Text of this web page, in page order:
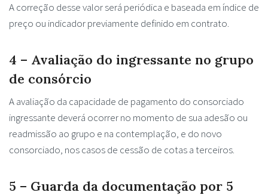
A correção desse valor será periódica e baseada em índice de
preço ou indicador previamente definido em contrato.
4 – Avaliação do ingressante no grupo
de consórcio
A avaliação da capacidade de pagamento do consorciado
ingressante deverá ocorrer no momento de sua adesão ou
readmissão ao grupo e na contemplação, e do novo
consorciado, nos casos de cessão de cotas a terceiros.
5 – Guarda da documentação por 5